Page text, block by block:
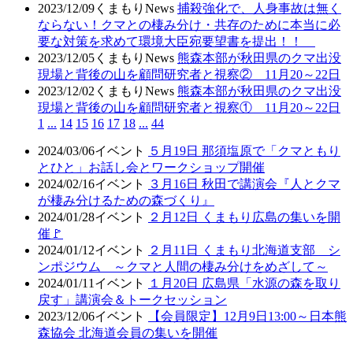
2023/12/09 くまもりNews 捕殺強化で、人身事故は無く
ならない！クマとの棲み分け・共存のために本当に必
要な対策を求めて環境大臣宛要望書を提出！！
2023/12/05 くまもりNews 熊森本部が秋田県のクマ出没
現場と背後の山を顧問研究者と視察② 11月20～22日
2023/12/02 くまもりNews 熊森本部が秋田県のクマ出没
現場と背後の山を顧問研究者と視察① 11月20～22日
1 ... 14 15 16 17 18 ... 44
2024/03/06イベント
５月19日 那須塩原で「クマともり
とひと」お話し会とワークショップ開催
2024/02/16イベント
３月16日 秋田で講演会『人とクマ
が棲み分けるための森づくり』
2024/01/28イベント
２月12日 くまもり広島の集いを開
催🚩
2024/01/12イベント
２月11日 くまもり北海道支部 シ
ンポジウム ～クマと人間の棲み分けをめざして～
2024/01/11 イベント
１月20日 広島県「水源の森を取り
戻す」講演会＆トークセッション
2023/12/06イベント
【会員限定】12月9日13:00～日本熊
森協会 北海道会員の集いを開催